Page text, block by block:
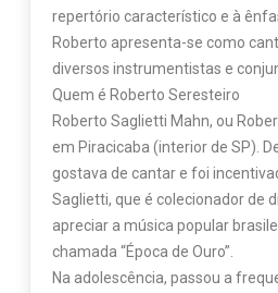
repertório característico e à
Roberto apresenta-se como
diversos instrumentistas e
Quem é Roberto Seresteiro
Roberto Saglietti Mahn, ou
em Piracicaba (interior de SP).
gostava de cantar e foi
Saglietti, que é colecionador de
apreciar a música popular
chamada “Época de Ouro”.
Na adolescência, passou a